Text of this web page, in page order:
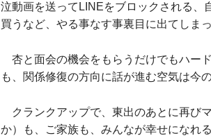
泣動画を送ってLINEをブロックされる、
買うなど、やる事なす事裏目に出てしま
杏と面会の機会をもらうだけでもハー
も、関係修復の方向に話が進む空気は今
クランクアップで、東出のあとに再び
か）も、ご家族も、みんなが幸せになれ